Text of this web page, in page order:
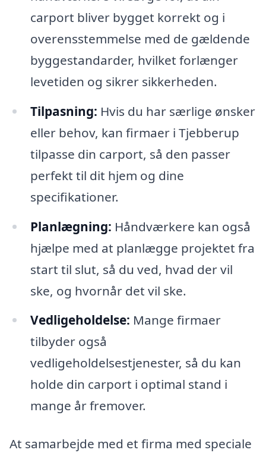
carport bliver bygget korrekt og i
overensstemmelse med de gældende
byggestandarder, hvilket forlænger
levetiden og sikrer sikkerheden.
Tilpasning: Hvis du har særlige ønsker
eller behov, kan firmaer i Tjebberup
tilpasse din carport, så den passer
perfekt til dit hjem og dine
specifikationer.
Planlægning: Håndværkere kan også
hjælpe med at planlægge projektet fra
start til slut, så du ved, hvad der vil
ske, og hvornår det vil ske.
Vedligeholdelse: Mange firmaer
tilbyder også
vedligeholdelsestjenester, så du kan
holde din carport i optimal stand i
mange år fremover.
At samarbejde med et firma med speciale